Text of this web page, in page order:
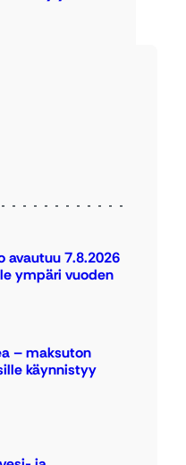
avautuu 7.8.2026
ympäri vuoden
– maksuton
käynnistyy